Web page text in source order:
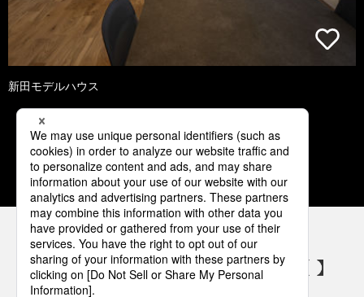
新田モデルハウス
1 2 3 4 5
パナソニックの電気設備 SNSアカウント